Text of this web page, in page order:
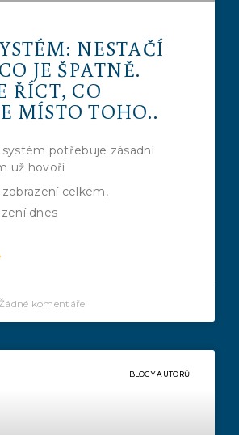
NESTAČÍ
JE ŠPATNĚ.
ŘÍCT, CO
MÍSTO TOHO..
systém potřebuje zásadní
už hovoří
celkem,
dnes
Žádné komentáře
BLOGY AUTORŮ